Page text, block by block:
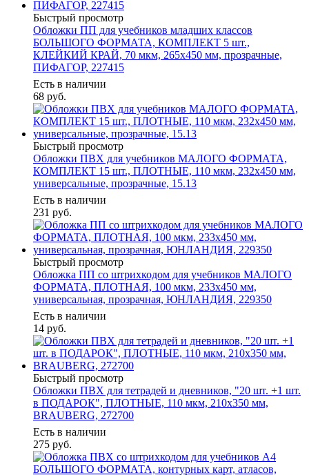
Быстрый просмотр
Обложки ПП для учебников младших классов
БОЛЬШОГО ФОРМАТА, КОМПЛЕКТ 5 шт.,
КЛЕЙКИЙ КРАЙ, 70 мкм, 265х450 мм, прозрачные,
ПИФАГОР, 227415
Есть в наличии
68 руб.
Быстрый просмотр
Обложки ПВХ для учебников МАЛОГО ФОРМАТА,
КОМПЛЕКТ 15 шт., ПЛОТНЫЕ, 110 мкм, 232х450 мм,
универсальные, прозрачные, 15.13
Есть в наличии
231 руб.
Быстрый просмотр
Обложка ПП со штрихкодом для учебников МАЛОГО
ФОРМАТА, ПЛОТНАЯ, 100 мкм, 233х450 мм,
универсальная, прозрачная, ЮНЛАНДИЯ, 229350
Есть в наличии
14 руб.
Быстрый просмотр
Обложки ПВХ для тетрадей и дневников, "20 шт. +1 шт.
в ПОДАРОК", ПЛОТНЫЕ, 110 мкм, 210х350 мм,
BRAUBERG, 272700
Есть в наличии
275 руб.